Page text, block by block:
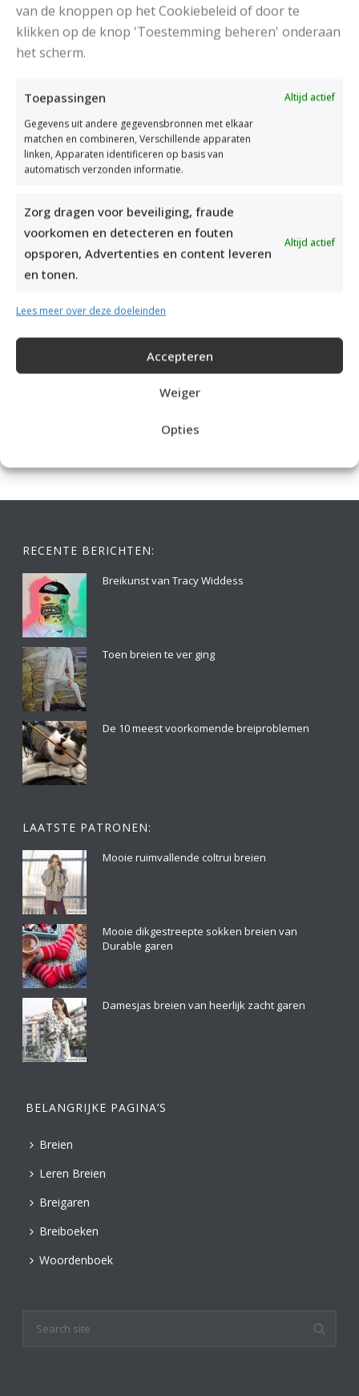
van de knoppen op het Cookiebeleid of door te
klikken op de knop 'Toestemming beheren' onderaan
het scherm.
Toepassingen
Altijd actief
Gegevens uit andere gegevensbronnen met elkaar
matchen en combineren, Verschillende apparaten
linken, Apparaten identificeren op basis van
automatisch verzonden informatie.
Zorg dragen voor beveiliging, fraude
voorkomen en detecteren en fouten
opsporen, Advertenties en content leveren
en tonen.
Altijd actief
Lees meer over deze doeleinden
Accepteren
Weiger
Opties
RECENTE BERICHTEN:
Breikunst van Tracy Widdess
Toen breien te ver ging
De 10 meest voorkomende breiproblemen
LAATSTE PATRONEN:
Mooie ruimvallende coltrui breien
Mooie dikgestreepte sokken breien van
Durable garen
Damesjas breien van heerlijk zacht garen
BELANGRIJKE PAGINA’S
Breien
Leren Breien
Breigaren
Breiboeken
Woordenboek